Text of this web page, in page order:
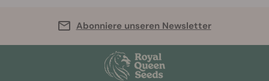
Abonniere unseren Newsletter